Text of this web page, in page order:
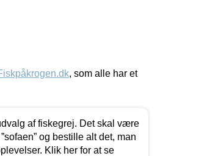
, som alle har et
af fiskegrej. Det skal være
og bestille alt det, man
Klik her for at se